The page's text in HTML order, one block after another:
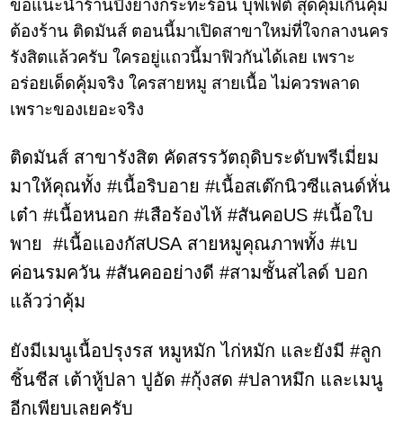
ขอแนะนำร้านปิ้งย่างกระทะร้อนบุฟเฟ่ต์ สุดคุ้มเกินคุ้ม
ต้องร้าน ติดมันส์ ตอนนี้มาเปิดสาขาใหม่ที่ใจกลางนคร
รังสิตแล้วครับ ใครอยู่แถวนี้มาฟิวกันได้เลย เพราะ
อร่อยเด็ดคุ้มจริง ใครสายหมู สายเนื้อ ไม่ควรพลาด
เพราะของเยอะจริง
ติดมันส์ สาขารังสิต คัดสรรวัตถุดิบระดับพรีเมี่ยม
มาให้คุณทั้ง #เนื้อริบอาย#เนื้อสเต๊กนิวซีแลนด์หั่น
เต๋า#เนื้อหนอก#เสือร้องไห้#สันคอUS #เนื้อใบ
พาย
#เนื้อแองกัสUSA สายหมูคุณภาพทั้ง #เบ
ค่อนรมควัน#สันคออย่างดี #สามชั้นสไลด์ บอก
แล้วว่าคุ้ม
ยังมีเมนูเนื้อปรุงรส หมูหมัก ไก่หมัก และยังมี#ลูก
ชิ้นชีส เต้าหู้ปลา ปูอัด #กุ้งสด#ปลาหมึก และเมนู
อีกเพียบเลยครับ